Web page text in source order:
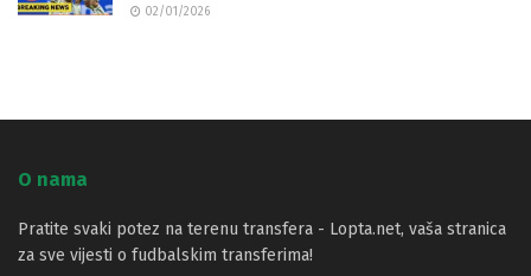
02/01/2026
O nama
Pratite svaki potez na terenu transfera - Lopta.net, vaša stranica
za sve vijesti o fudbalskim transferima!